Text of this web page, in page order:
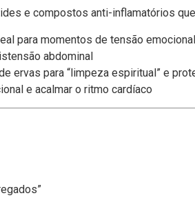
e compostos anti-inflamatórios
para momentos de tensão emocional
abdominal
ervas para “limpeza espiritual” e
e acalmar o ritmo cardíaco